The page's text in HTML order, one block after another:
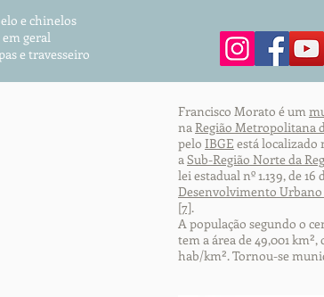
e chinelos
geral
e travesseiro
Francisco Morato é um
naRegião Metropolitana
pelo IBGE está localizado
aSub-Região Norte da
lei estadual nº 1.139, de 16
Desenvolvimento Urbano
[7].
A população segundo o
tem a área de 49,001
hab/km². Tornou-se